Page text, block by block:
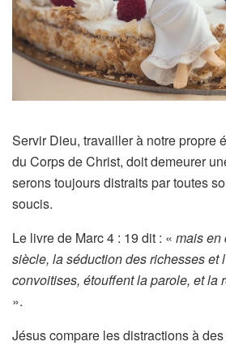
Servir Dieu, travailler à notre propre
du Corps de Christ, doit demeurer
serons toujours distraits par toutes
soucis.
Le livre de Marc 4 : 19 dit : « mais en
siècle, la séduction des richesses et
convoitises, étouffent la parole, et la
».
Jésus compare les distractions à